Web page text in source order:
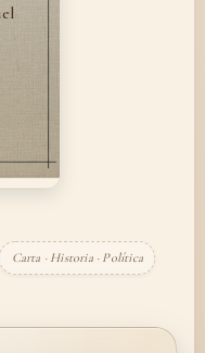
Carta · Historia · Política